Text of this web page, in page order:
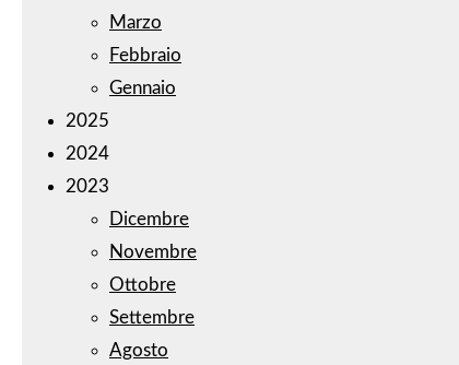
Marzo
Febbraio
Gennaio
2025
2024
2023
Dicembre
Novembre
Ottobre
Settembre
Agosto